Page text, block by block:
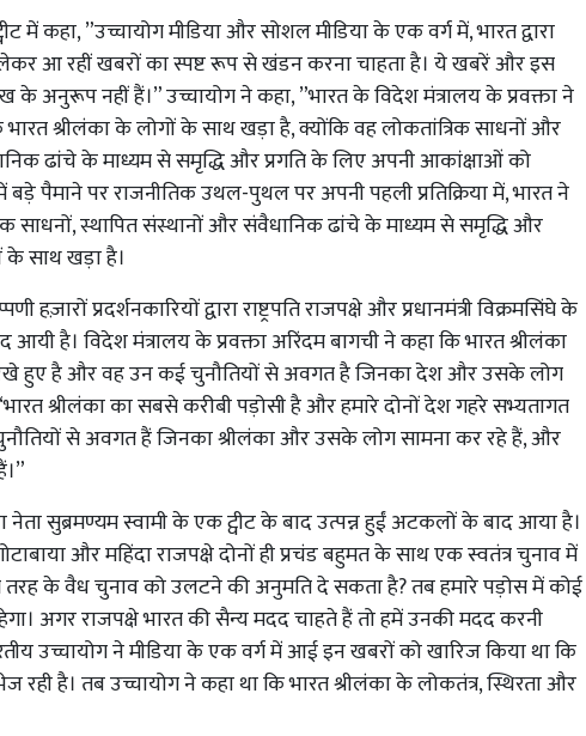
में कहा, ”उच्चायोग मीडिया और सोशल मीडिया के एक वर्ग में, भारत द्वारा
आ रहीं खबरों का स्पष्ट रूप से खंडन करना चाहता है। ये खबरें और इस
अनुरूप नहीं हैं।” उच्चायोग ने कहा, ”भारत के विदेश मंत्रालय के प्रवक्ता ने
श्रीलंका के लोगों के साथ खड़ा है, क्योंकि वह लोकतांत्रिक साधनों और
ढांचे के माध्यम से समृद्धि और प्रगति के लिए अपनी आकांक्षाओं को
पैमाने पर राजनीतिक उथल-पुथल पर अपनी पहली प्रतिक्रिया में, भारत ने
साधनों, स्थापित संस्थानों और संवैधानिक ढांचे के माध्यम से समृद्धि और
के साथ खड़ा है।
हज़ारों प्रदर्शनकारियों द्वारा राष्ट्रपति राजपक्षे और प्रधानमंत्री विक्रमसिंघे के
है। विदेश मंत्रालय के प्रवक्ता अरिंदम बागची ने कहा कि भारत श्रीलंका
हुए है और वह उन कई चुनौतियों से अवगत है जिनका देश और उसके लोग
श्रीलंका का सबसे करीबी पड़ोसी है और हमारे दोनों देश गहरे सभ्यतागत
से अवगत हैं जिनका श्रीलंका और उसके लोग सामना कर रहे हैं, और
नेता सुब्रमण्यम स्वामी के एक ट्वीट के बाद उत्पन्न हुईं अटकलों के बाद आया है।
और महिंदा राजपक्षे दोनों ही प्रचंड बहुमत के साथ एक स्वतंत्र चुनाव में
के वैध चुनाव को उलटने की अनुमति दे सकता है? तब हमारे पड़ोस में कोई
अगर राजपक्षे भारत की सैन्य मदद चाहते हैं तो हमें उनकी मदद करनी
उच्चायोग ने मीडिया के एक वर्ग में आई इन खबरों को खारिज किया था कि
है। तब उच्चायोग ने कहा था कि भारत श्रीलंका के लोकतंत्र, स्थिरता और